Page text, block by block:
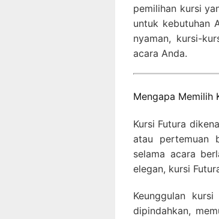
pemilihan kursi
untuk kebutuhan
nyaman, kursi-
acara Anda.
Mengapa Memilih
Kursi Futura
atau pertemuan
selama acara
elegan, kursi
Keunggulan
dipindahkan,